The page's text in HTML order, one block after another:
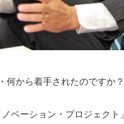
何から着手されたのですか？
ベーション・プロジェクト